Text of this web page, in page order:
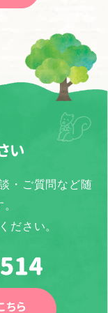
い
・ご質問など随
ださい。
ちら